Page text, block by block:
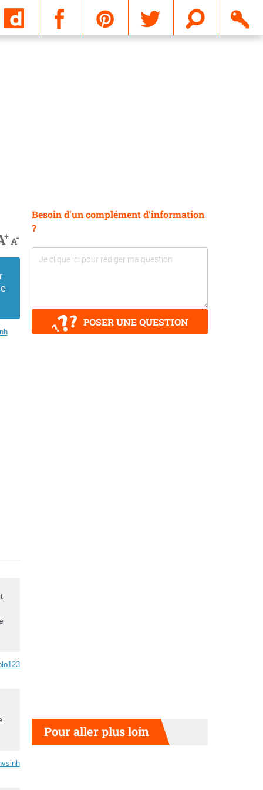
+A-
Besoin d'un complément d'information
?
POSER UNE QUESTION
Pour aller plus loin